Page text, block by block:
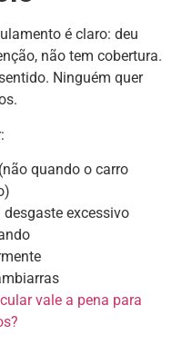
é claro: deu
não tem cobertura.
Ninguém quer
quando o carro
excessivo
vale a pena para